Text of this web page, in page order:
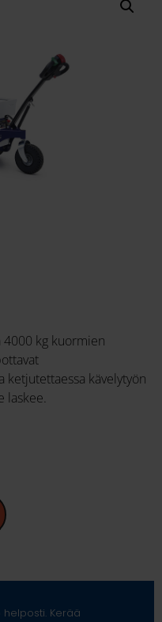
4000 kg kuormien
ketjutettaessa kävelytyön
laskee.
Kerää